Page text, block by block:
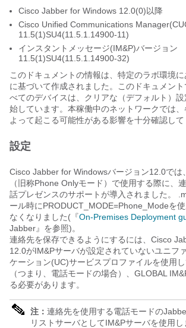
Cisco Jabber for Windows 12.0(0)以降
Cisco Unified Communications
11.5(1)SU4(11.5.1.14900-11)
インスタントメッセージ(IM&P)バージョン
11.5(1)SU4(11.5.1.14900-32)
このドキュメントの情報は、特定のラボ環境
に基づいて作成されました。このドキュメン
べてのデバイスは、クリアな（デフォルト）設
始しています。本稼働中のネットワークでは、
よって起こる可能性がある影響を十分確認して
設定
Cisco Jabber for Windowsバージョン12.0では
（旧称Phone Onlyモード）で使用する際に、
話プレゼンスのサポートが導入されました。
ール時にPRODUCT_MODE=Phone_Modeを
なくなりました(『On-Premises Deployment
Jabber』を参照)。
連絡先を保存できるようにするには、Cisco
12.0がIM&Pサーバが設定されていないユニフ
ケーション(UC)サービスプロファイルを使用
（つまり、電話モードの場合）、GLOBAL
る必要があります。
注： 連絡先を使用する電話モードの
リストサーバとしてIM&Pサーバを使用